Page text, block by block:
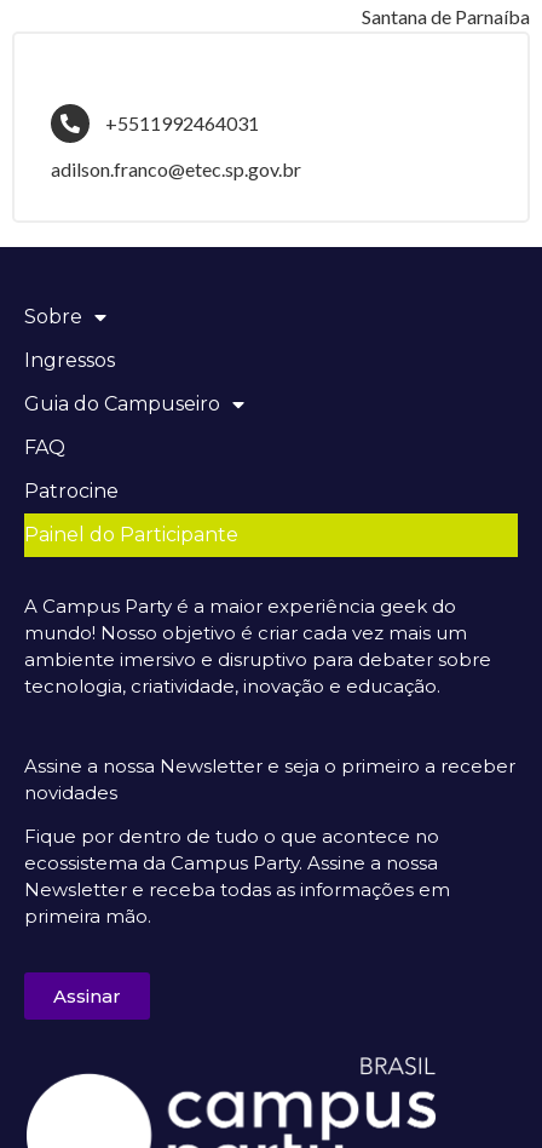
Santana de Parnaíba
+5511992464031
adilson.franco@etec.sp.gov.br
Sobre
Ingressos
Guia do Campuseiro
FAQ
Patrocine
Painel do Participante
A Campus Party é a maior experiência geek do
mundo! Nosso objetivo é criar cada vez mais um
ambiente imersivo e disruptivo para debater sobre
tecnologia, criatividade, inovação e educação.
Assine a nossa Newsletter e seja o primeiro a receber
novidades
Fique por dentro de tudo o que acontece no
ecossistema da Campus Party. Assine a nossa
Newsletter e receba todas as informações em
primeira mão.
Assinar